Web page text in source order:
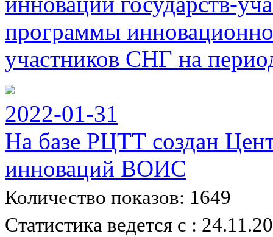
программы
участников СНГ на
2022-01-31
На базе РЦТТ создан
инноваций ВОИС
Количество показов: 1649
Статистика ведется с :